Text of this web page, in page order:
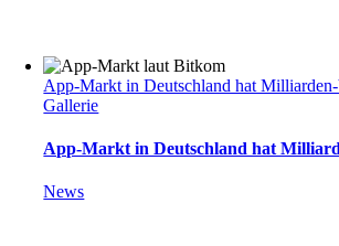
App-Markt in Deutschland hat
Gallerie
App-Markt in Deutschland hat
News